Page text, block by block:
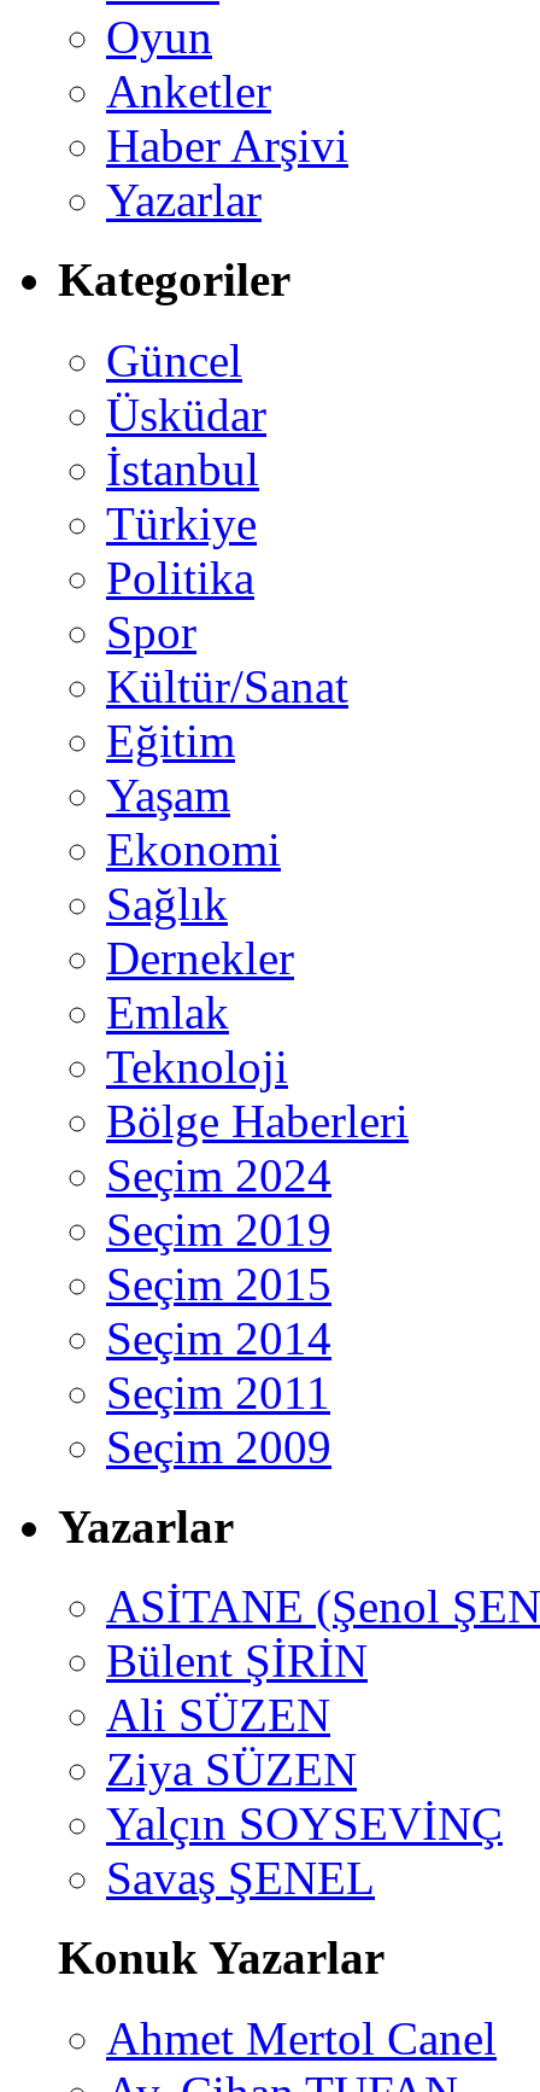
Oyun
Anketler
Haber Arşivi
Yazarlar
Kategoriler
Güncel
Üsküdar
İstanbul
Türkiye
Politika
Spor
Kültür/Sanat
Eğitim
Yaşam
Ekonomi
Sağlık
Dernekler
Emlak
Teknoloji
Bölge Haberleri
Seçim 2024
Seçim 2019
Seçim 2015
Seçim 2014
Seçim 2011
Seçim 2009
Yazarlar
ASİTANE (Şenol
Bülent ŞİRİN
Ali SÜZEN
Ziya SÜZEN
Yalçın SOYSEVİNÇ
Savaş ŞENEL
Konuk Yazarlar
Ahmet Mertol Canel